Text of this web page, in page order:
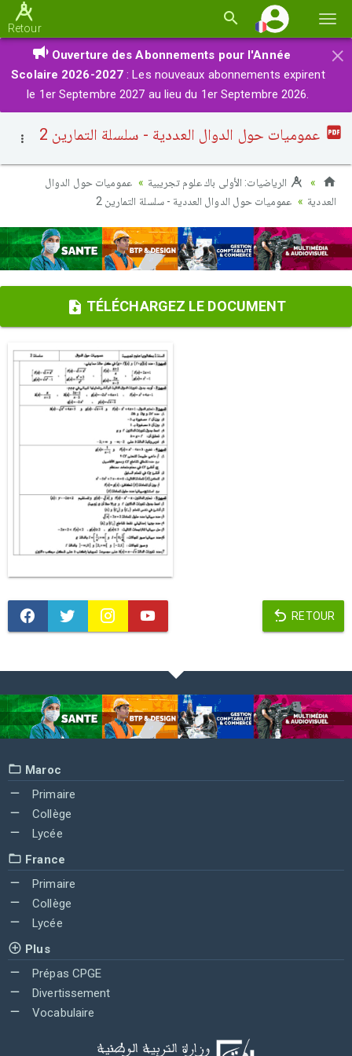
la
Retour
×
Ouverture des Abonnements pour l'Année
Scolaire 2026-2027 : Les nouveaux abonnements expirent
le 1er Septembre 2027 au lieu du 1er Septembre 2026.
عموميات حول الدوال العددية - سلسلة التمارين 2
الرياضيات: الأولى باك علوم تجريبية
عموميات حول الدوال
العددية
عموميات حول الدوال العددية - سلسلة التمارين 2
TÉLÉCHARGEZ LE DOCUMENT
RETOUR
Maroc
Primaire
Collège
Lycée
France
Primaire
Collège
Lycée
Plus
Prépas CPGE
Divertissement
Vocabulaire